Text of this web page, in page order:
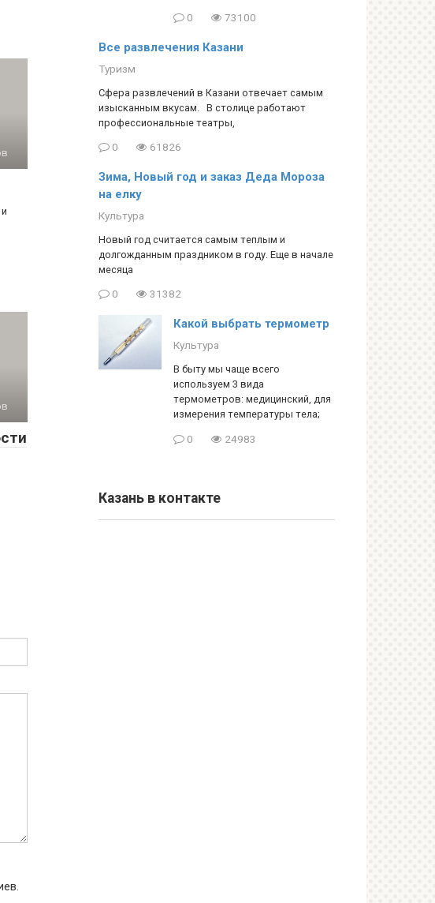
0 73100
Все развлечения Казани
Туризм
Сфера развлечений в Казани отвечает самым
изысканным вкусам. В столице работают
профессиональные театры,
0 61826
Зима, Новый год и заказ Деда Мороза
на елку
Культура
Новый год считается самым теплым и
долгожданным праздником в году. Еще в начале
месяца
0 31382
Какой выбрать термометр
Культура
В быту мы чаще всего
используем 3 вида
термометров: медицинский, для
измерения температуры тела;
0 24983
Казань в контакте